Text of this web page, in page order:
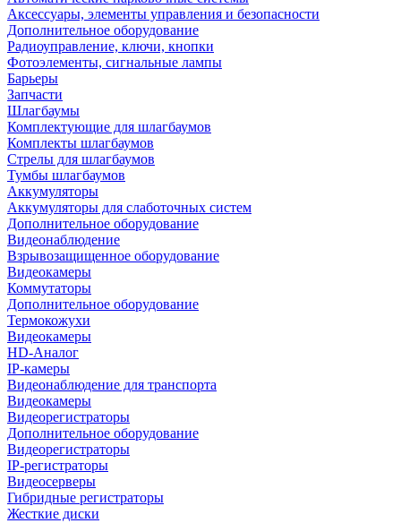
Аксессуары, элементы управления и безопасности
Дополнительное оборудование
Радиоуправление, ключи, кнопки
Фотоэлементы, сигнальные лампы
Барьеры
Запчасти
Шлагбаумы
Комплектующие для шлагбаумов
Комплекты шлагбаумов
Стрелы для шлагбаумов
Тумбы шлагбаумов
Аккумуляторы
Аккумуляторы для слаботочных систем
Дополнительное оборудование
Видеонаблюдение
Взрывозащищенное оборудование
Видеокамеры
Коммутаторы
Дополнительное оборудование
Термокожухи
Видеокамеры
HD-Аналог
IP-камеры
Видеонаблюдение для транспорта
Видеокамеры
Видеорегистраторы
Дополнительное оборудование
Видеорегистраторы
IP-регистраторы
Видеосерверы
Гибридные регистраторы
Жесткие диски